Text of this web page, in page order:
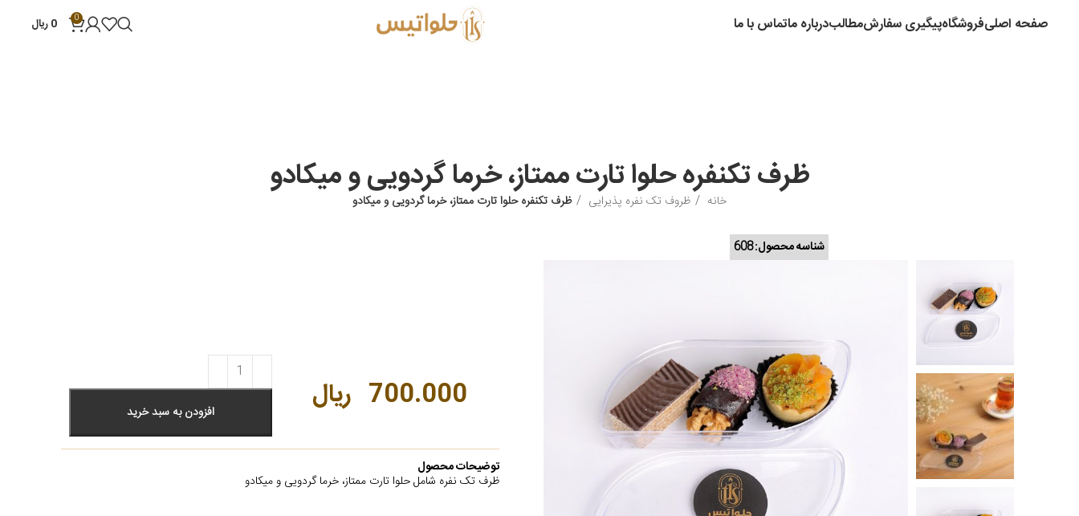
صفحه اصلیفروشگاهپیگیری سفارشمطالبدرباره ماتماس با ما 0
0ریال
ظرف تکنفره حلوا تارت ممتاز، خرما گردویی و میکادو
خانه ظروف تک نفره پذیرایی ظرف تکنفره حلوا تارت ممتاز، خرما گردویی و میکادو
700.000 ریال افزودن به سبد خرید
توضیحات محصول
ظرف تک نفره شامل حلوا تارت ممتاز، خرما گردویی و میکادو
شناسه محصول:608